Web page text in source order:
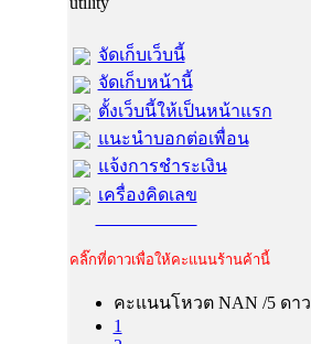
จัดเก็บเว็บนี้
จัดเก็บหน้านี้
ตั้งเว็บนี้ให้เป็นหน้าแรก
แนะนำบอกต่อเพื่อน
แจ้งการชำระเงิน
เครื่องคิดเลข
คลิ๊กที่ดาวเพื่อให้คะแนนร้านค้านี้
คะแนนโหวต NAN /5 ดาว
1